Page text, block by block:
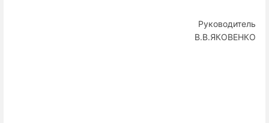
Руководитель
В.В.ЯКОВЕНКО